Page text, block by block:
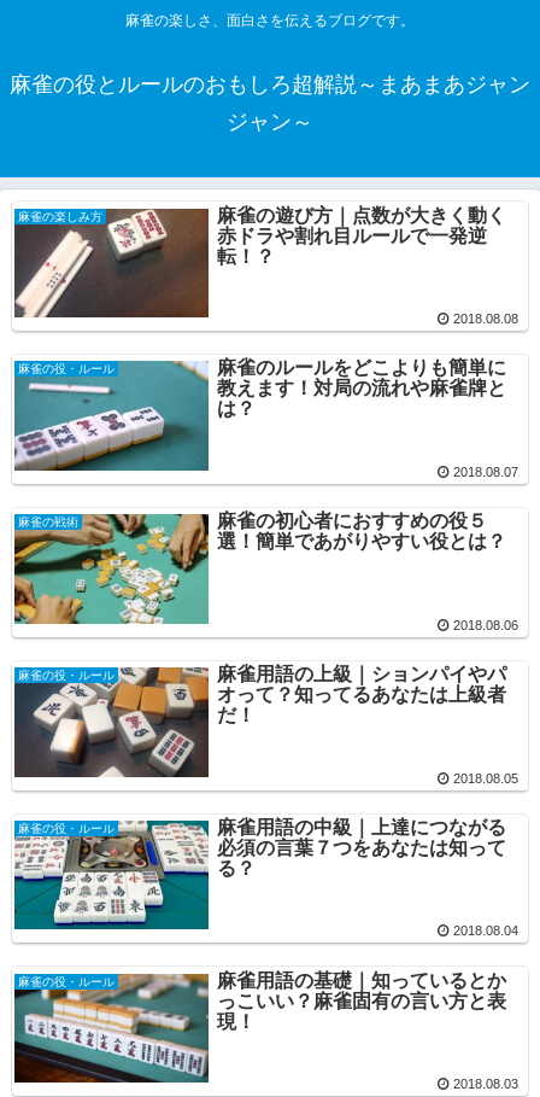
麻雀の楽しさ、面白さを伝えるブログです。
麻雀の役とルールのおもしろ超解説～まあまあジャン
ジャン～
麻雀の楽しみ方
麻雀の遊び方｜点数が大きく動く
赤ドラや割れ目ルールで一発逆
転！？
2018.08.08
麻雀の役・ルール
麻雀のルールをどこよりも簡単に
教えます！対局の流れや麻雀牌と
は？
2018.08.07
麻雀の戦術
麻雀の初心者におすすめの役５
選！簡単であがりやすい役とは？
2018.08.06
麻雀の役・ルール
麻雀用語の上級｜ションパイやパ
オって？知ってるあなたは上級者
だ！
2018.08.05
麻雀の役・ルール
麻雀用語の中級｜上達につながる
必須の言葉７つをあなたは知って
る？
2018.08.04
麻雀の役・ルール
麻雀用語の基礎｜知っているとか
っこいい？麻雀固有の言い方と表
現！
2018.08.03